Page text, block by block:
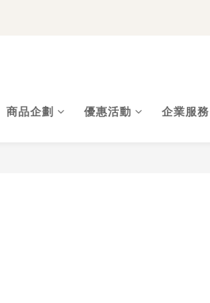
商品企劃 優惠活動 企業服務